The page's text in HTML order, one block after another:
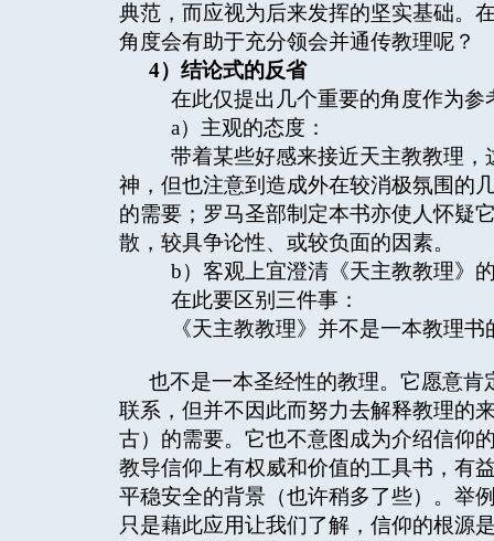
典范，而应视为后来发挥的坚实基础。
角度会有助于充分领会并通传教理呢？
4）结论式的反省
在此仅提出几个重要的角度作为参
a）主观的态度：
带着某些好感来接近天主教教理，
神，但也注意到造成外在较消极氛围的
的需要；罗马圣部制定本书亦使人怀疑
散，较具争论性、或较负面的因素。
b）客观上宜澄清《天主教教理》
在此要区别三件事：
《天主教教理》并不是一本教理书
也不是一本圣经性的教理。它愿意
联系，但并不因此而努力去解释教理的
古）的需要。它也不意图成为介绍信仰
教导信仰上有权威和价值的工具书，有
平稳安全的背景（也许稍多了些）。举
只是藉此应用让我们了解，信仰的根源